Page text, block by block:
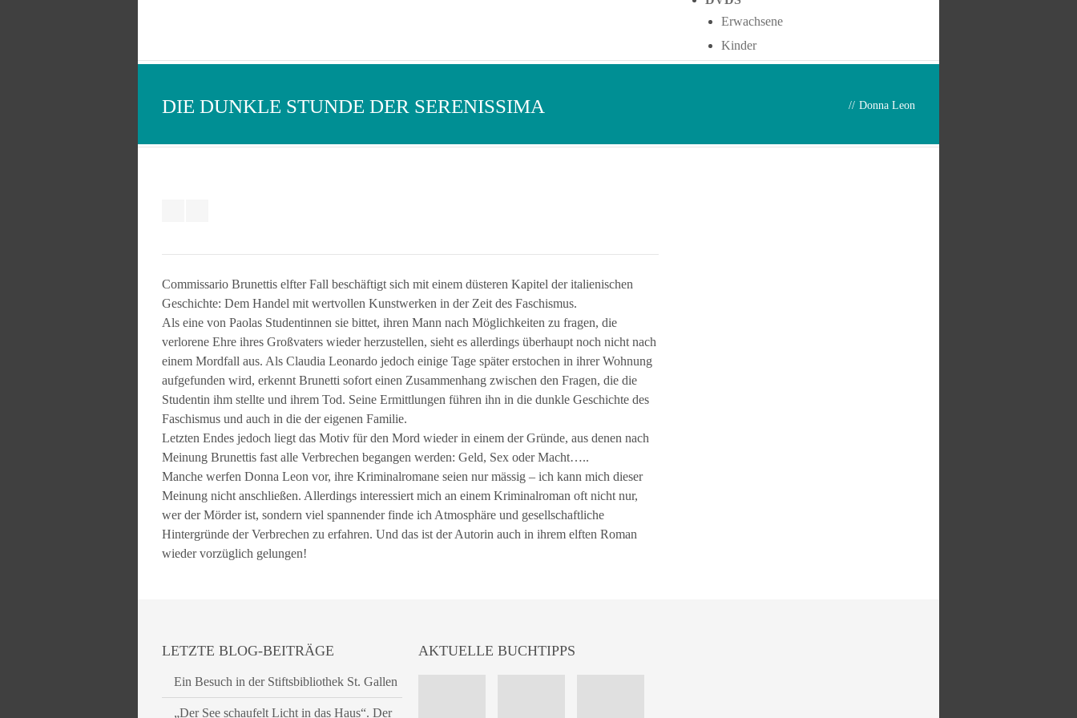
Erwachsene
Kinder
DIE DUNKLE STUNDE DER SERENISSIMA // Donna Leon
Commissario Brunettis elfter Fall beschäftigt sich mit einem düsteren Kapitel der italienischen
Geschichte: Dem Handel mit wertvollen Kunstwerken in der Zeit des Faschismus.
Als eine von Paolas Studentinnen sie bittet, ihren Mann nach Möglichkeiten zu fragen, die
verlorene Ehre ihres Großvaters wieder herzustellen, sieht es allerdings überhaupt noch nicht nach
einem Mordfall aus. Als Claudia Leonardo jedoch einige Tage später erstochen in ihrer Wohnung
aufgefunden wird, erkennt Brunetti sofort einen Zusammenhang zwischen den Fragen, die die
Studentin ihm stellte und ihrem Tod. Seine Ermittlungen führen ihn in die dunkle Geschichte des
Faschismus und auch in die der eigenen Familie.
Letzten Endes jedoch liegt das Motiv für den Mord wieder in einem der Gründe, aus denen nach
Meinung Brunettis fast alle Verbrechen begangen werden: Geld, Sex oder Macht…..
Manche werfen Donna Leon vor, ihre Kriminalromane seien nur mässig – ich kann mich dieser
Meinung nicht anschließen. Allerdings interessiert mich an einem Kriminalroman oft nicht nur,
wer der Mörder ist, sondern viel spannender finde ich Atmosphäre und gesellschaftliche
Hintergründe der Verbrechen zu erfahren. Und das ist der Autorin auch in ihrem elften Roman
wieder vorzüglich gelungen!
LETZTE BLOG-BEITRÄGE
Ein Besuch in der Stiftsbibliothek St. Gallen
„Der See schaufelt Licht in das Haus“. Der
AKTUELLE BUCHTIPPS